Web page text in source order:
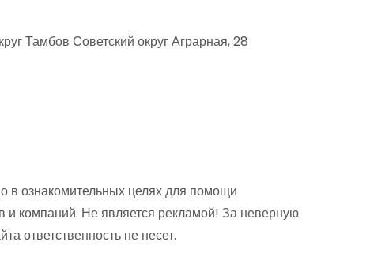
Тамбов Советский округ Аграрная, 28
в ознакомительных целях для помощи
и компаний. Не является рекламой! За неверную
ответственность не несет.